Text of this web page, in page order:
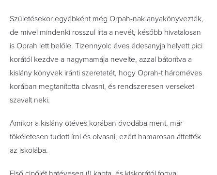
Születésekor egyébként még Orpah-nak anyakönyvezték,
de mivel mindenki rosszul írta a nevét, később hivatalosan
is Oprah lett belőle. Tizennyolc éves édesanyja helyett pici
korától kezdve a nagymamája nevelte, azzal bátorítva a
kislány könyvek iránti szeretetét, hogy Oprah-t hároméves
korában megtanította olvasni, és rendszeresen verseket
szavalt neki.
Amikor a kislány ötéves korában óvodába ment, már
tökéletesen tudott írni és olvasni, ezért hamarosan áttették
az iskolába.